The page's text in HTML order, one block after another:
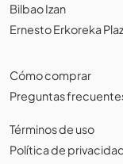
Bilbao Izan
Ernesto Erkoreka
Cómo comprar
Preguntas
Términos de uso
Política de